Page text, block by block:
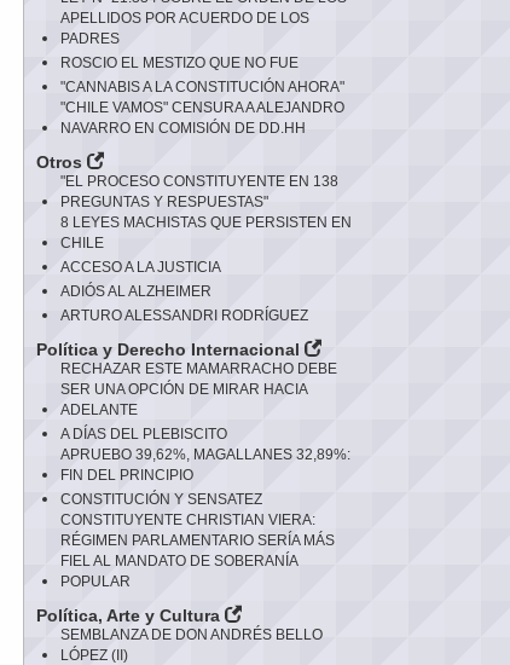
APELLIDOS POR ACUERDO DE LOS
PADRES
ROSCIO EL MESTIZO QUE NO FUE
"CANNABIS A LA CONSTITUCIÓN AHORA"
"CHILE VAMOS" CENSURA A ALEJANDRO
NAVARRO EN COMISIÓN DE DD.HH
Otros
"EL PROCESO CONSTITUYENTE EN 138
PREGUNTAS Y RESPUESTAS"
8 LEYES MACHISTAS QUE PERSISTEN EN
CHILE
ACCESO A LA JUSTICIA
ADIÓS AL ALZHEIMER
ARTURO ALESSANDRI RODRÍGUEZ
Política y Derecho Internacional
RECHAZAR ESTE MAMARRACHO DEBE
SER UNA OPCIÓN DE MIRAR HACIA
ADELANTE
A DÍAS DEL PLEBISCITO
APRUEBO 39,62%, MAGALLANES 32,89%:
FIN DEL PRINCIPIO
CONSTITUCIÓN Y SENSATEZ
CONSTITUYENTE CHRISTIAN VIERA:
RÉGIMEN PARLAMENTARIO SERÍA MÁS
FIEL AL MANDATO DE SOBERANÍA
POPULAR
Política, Arte y Cultura
SEMBLANZA DE DON ANDRÉS BELLO
LÓPEZ (II)